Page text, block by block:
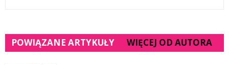
POWIĄZANE ARTYKUŁY WIĘCEJ OD AUTORA